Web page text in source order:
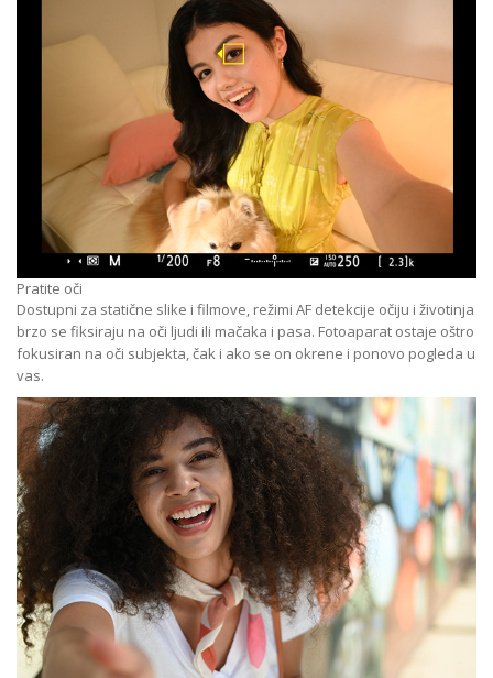
Pratite oči
Dostupni za statične slike i filmove, režimi AF detekcije očiju i životinja
brzo se fiksiraju na oči ljudi ili mačaka i pasa. Fotoaparat ostaje oštro
fokusiran na oči subjekta, čak i ako se on okrene i ponovo pogleda u
vas.